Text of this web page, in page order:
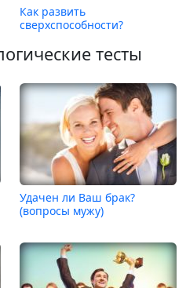
Как развить
сверхспособности?
тесты
Удачен ли Ваш брак?
(вопросы мужу)